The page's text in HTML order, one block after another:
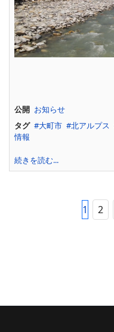
公開 お知らせ
タグ
大町市 北アルプス
情報
続きを読む...
1 2